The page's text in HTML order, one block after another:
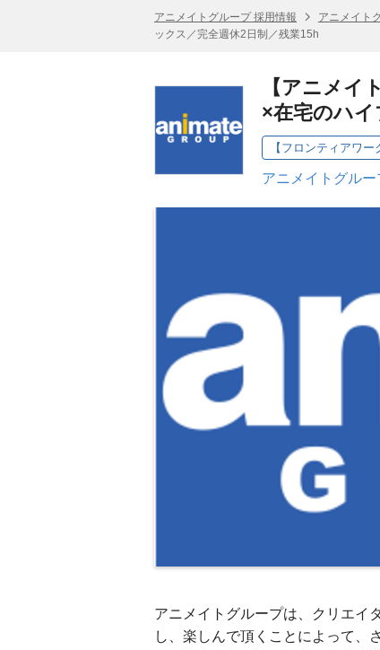
アニメイトグループ 採用情報 アニメイト
ックス／完全週休2日制／残業15h
【アニメイ
×在宅のハ
【フロンティアワ
アニメイトグル
アニメイトグループは、クリエイ
し、楽しんで頂くことによって、